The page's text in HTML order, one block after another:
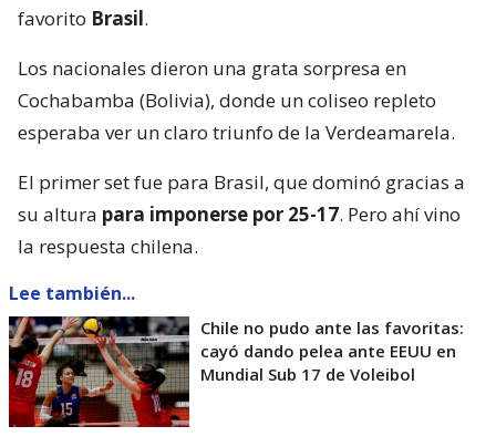
favorito Brasil.
Los nacionales dieron una grata sorpresa en
Cochabamba (Bolivia), donde un coliseo repleto
esperaba ver un claro triunfo de la Verdeamarela.
El primer set fue para Brasil, que dominó gracias a
su altura para imponerse por 25-17. Pero ahí vino
la respuesta chilena.
Lee también...
Chile no pudo ante las favoritas:
cayó dando pelea ante EEUU en
Mundial Sub 17 de Voleibol